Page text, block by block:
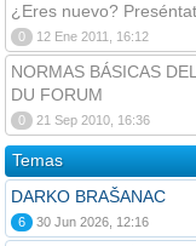
¿Eres nuevo?
0 12 Ene 2011, 16:12
NORMAS BÁSICAS
DU FORUM
0 21 Sep 2010, 16:36
Temas
DARKO BRAŠANAC
6 30 Jun 2026, 12:16